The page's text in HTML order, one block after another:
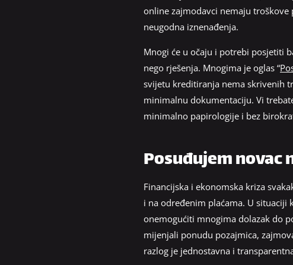
online zajmodavci nemaju troškove
neugodna iznenađenja.
Mnogi će u očaju i potrebi posjetiti
nego rješenja. Mnogima je oglas “
svijetu kreditiranja nema skrivenih
minimalnu dokumentaciju. Vi
minimalno papirologije i bez
Posuđujem novac
Financijska i ekonomska kriza
i na određenim plaćama. U
onemogućiti mnogima dolazak do
mijenjali ponudu pozajmica,
razlog je jednostavna i